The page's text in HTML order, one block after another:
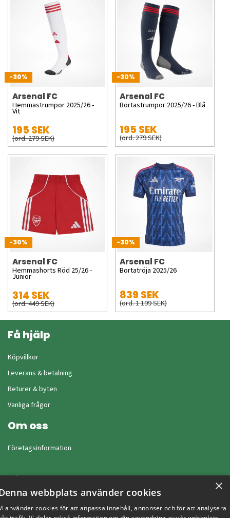
-30%
Arsenal FC
Hemmastrumpor 2025/26 -
Vit
195 SEK
(ord. 279 SEK)
-30%
Arsenal FC
Bortastrumpor 2025/26 - Blå
195 SEK
(ord. 279 SEK)
-30%
Arsenal FC
Hemmashorts Röd 25/26 -
Junior
314 SEK
(ord. 449 SEK)
-30%
Arsenal FC
Bortatröja 2025/26
839 SEK
(ord. 1 199 SEK)
Få hjälp
Köpvillkor
Leverans & betalning
Returer & byten
Vanliga frågor
Om oss
Företagsinformation
×
webbplats använder cookies
använder cookies för att anpassa innehåll, annonser och för att analysera